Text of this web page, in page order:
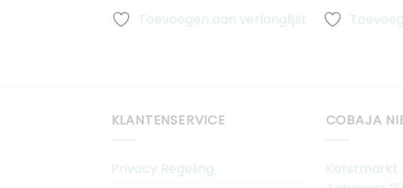
Toevoegen aan verlanglijst
KLANTENSERVICE
Privacy Regeling
COBAJA
Kerstmarkt